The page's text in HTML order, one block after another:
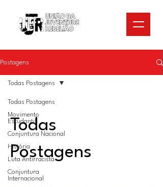
Postagens
Todas Postagens
Movimento
Estudantil
Conjuntura Nacional
História
Luta Antirracista
Conjuntura
Internacional
Todas Postagens
Todas
Postagens